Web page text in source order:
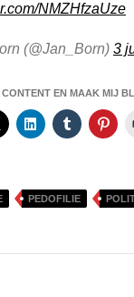
NMZHfzaUze
(@Jan_Born) 3
CONTENT EN MAAK MIJ
PEDOFILIE